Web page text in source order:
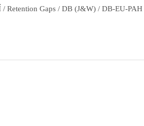
/ Retention Gaps / DB (J&W) / DB-EU-PAH